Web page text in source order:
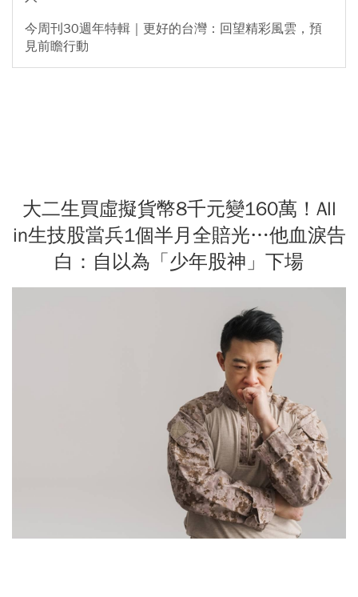
今周刊30週年特輯｜更好的台灣：回望精彩風雲，預
見前瞻行動
大二生買虛擬貨幣8千元變160萬！All
in生技股當兵1個半月全賠光…他血淚告
白：自以為「少年股神」下場